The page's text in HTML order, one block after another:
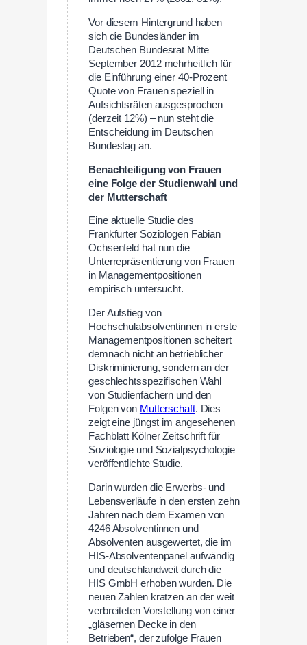
Vor diesem Hintergrund haben
sich die Bundesländer im
Deutschen Bundesrat Mitte
September 2012 mehrheitlich für
die Einführung einer 40-Prozent
Quote von Frauen speziell in
Aufsichtsräten ausgesprochen
(derzeit 12%) – nun steht die
Entscheidung im Deutschen
Bundestag an.
Benachteiligung von Frauen
eine Folge der Studienwahl und
der Mutterschaft
Eine aktuelle Studie des
Frankfurter Soziologen Fabian
Ochsenfeld hat nun die
Unterrepräsentierung von Frauen
in Managementpositionen
empirisch untersucht.
Der Aufstieg von
Hochschulabsolventinnen in erste
Managementpositionen scheitert
demnach nicht an betrieblicher
Diskriminierung, sondern an der
geschlechtsspezifischen Wahl
von Studienfächern und den
Folgen von Mutterschaft. Dies
zeigt eine jüngst im angesehenen
Fachblatt Kölner Zeitschrift für
Soziologie und Sozialpsychologie
veröffentlichte Studie.
Darin wurden die Erwerbs- und
Lebensverläufe in den ersten zehn
Jahren nach dem Examen von
4246 Absolventinnen und
Absolventen ausgewertet, die im
HIS-Absolventenpanel aufwändig
und deutschlandweit durch die
HIS GmbH erhoben wurden. Die
neuen Zahlen kratzen an der weit
verbreiteten Vorstellung von einer
„gläsernen Decke in den
Betrieben“, der zufolge Frauen